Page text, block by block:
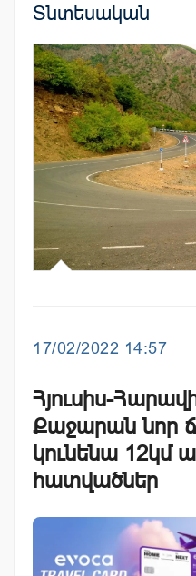
Տնտեսական
17/02/2022 14:57
Հյուսիս-
Քաջարան նոր
կունենա 12կմ
հատվածներ